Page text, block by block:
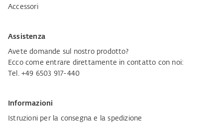
Accessori
Assistenza
Avete domande sul nostro prodotto?
Ecco come entrare direttamente in contatto con noi:
Tel. +49 6503 917-440
Informazioni
Istruzioni per la consegna e la spedizione